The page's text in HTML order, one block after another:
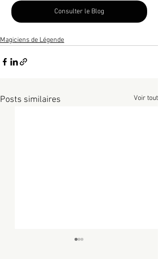
Consulter le Blog
Magiciens de Légende
Posts similaires Voir tout